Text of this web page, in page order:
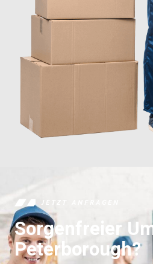
JETZT ANFRAGEN
Sorgenfreier
Peterborough?